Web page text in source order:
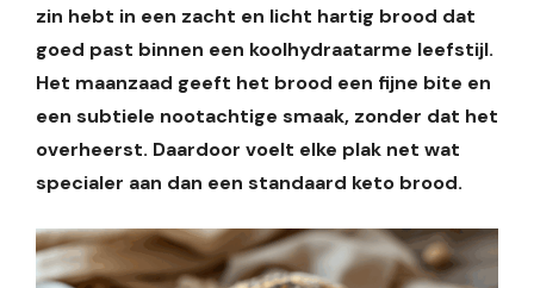
zin hebt in een zacht en licht hartig brood dat
goed past binnen een koolhydraatarme leefstijl.
Het maanzaad geeft het brood een fijne bite en
een subtiele nootachtige smaak, zonder dat het
overheerst. Daardoor voelt elke plak net wat
specialer aan dan een standaard keto brood.